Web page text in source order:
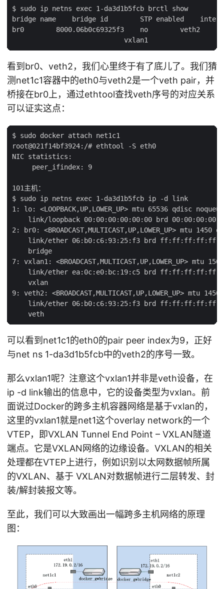
$ sudo ip netns exec 1-da3d1b5fcb brctl show
bridge name    bridge id        STP enabled
br0        8000.06b0c69325f3    no        veth2
看到br0、veth2，我们心里终于有了底儿了。我们猜
测net1c1容器中的eth0与veth2是一个veth pair，并
桥接在br0上，通过ethtool查找veth序号的对应关系
可以证实这点：
$ sudo docker attach net1c1
root@021f14bf3924:/# ethtool -S eth0
NIC statistics:
     peer_ifindex: 9
101主机：
$ sudo ip netns exec 1-da3d1b5fcb ip -d link
1: lo: <LOOPBACK,UP,LOWER_UP> mtu 65536 qdisc noqueue
link/loopback 00:00:00:00:00:00 brd
2: br0: <BROADCAST,MULTICAST,UP,LOWER_UP> mtu
link/ether 06:b0:c6:93:25:f3 brd
    bridge
7: vxlan1: <BROADCAST,MULTICAST,UP,LOWER_UP> mtu
link/ether ea:0c:e0:bc:19:c5 brd
    vxlan
9: veth2: <BROADCAST,MULTICAST,UP,LOWER_UP> mtu
link/ether 06:b0:c6:93:25:f3 brd
可以看到net1c1的eth0的pair peer index为9，正好
与net ns 1-da3d1b5fcb中的veth2的序号一致。
那么vxlan1呢？注意这个vxlan1并非是veth设备，在
ip -d link输出的信息中，它的设备类型为vxlan。前
面说过Docker的跨多主机容器网络是基于vxlan的，
这里的vxlan1就是net1这个overlay network的一个
VTEP，即VXLAN Tunnel End Point – VXLAN隧道
端点。它是VXLAN网络的边缘设备。VXLAN的相关
处理都在VTEP上进行，例如识别以太网数据帧所属
的VXLAN、基于 VXLAN对数据帧进行二层转发、封
装/解封装报文等。
至此，我们可以大致画出一幅跨多主机网络的原理
图：